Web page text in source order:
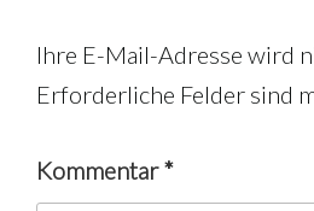
Ihre E-Mail-Adresse wird
Erforderliche Felder sind
Kommentar*